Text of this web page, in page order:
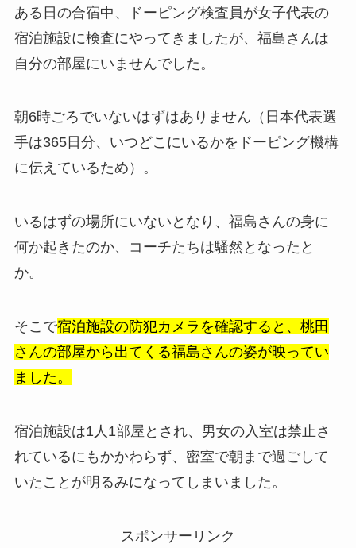
ある日の合宿中、ドーピング検査員が女子代表の
宿泊施設に検査にやってきましたが、福島さんは
自分の部屋にいませんでした。
朝6時ごろでいないはずはありません（日本代表選
手は365日分、いつどこにいるかをドーピング機構
に伝えているため）。
いるはずの場所にいないとなり、福島さんの身に
何か起きたのか、コーチたちは騒然となったと
か。
そこで宿泊施設の防犯カメラを確認すると、桃田
さんの部屋から出てくる福島さんの姿が映ってい
ました。
宿泊施設は1人1部屋とされ、男女の入室は禁止さ
れているにもかかわらず、密室で朝まで過ごして
いたことが明るみになってしまいました。
スポンサーリンク